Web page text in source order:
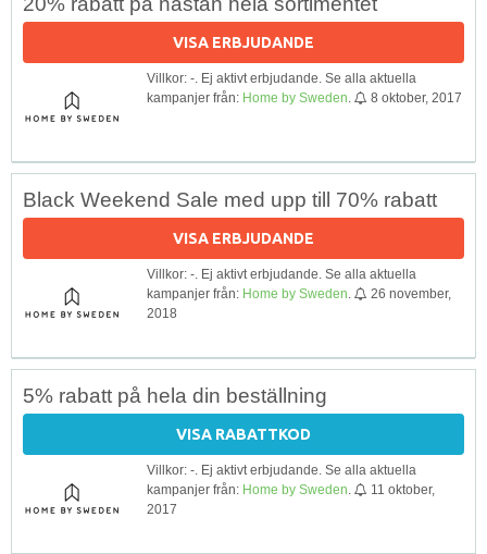
VISA ERBJUDANDE
Villkor: -. Ej aktivt erbjudande. Se alla aktuella
kampanjer från: Home by Sweden 8 oktober, 2017
Black Weekend Sale med upp till 70% rabatt
VISA ERBJUDANDE
Villkor: -. Ej aktivt erbjudande. Se alla aktuella
kampanjer från: Home by Sweden
26 november,
2018
5% rabatt på hela din beställning
VISA RABATTKOD
Villkor: -. Ej aktivt erbjudande. Se alla aktuella
kampanjer från: Home by Sweden
11 oktober,
2017